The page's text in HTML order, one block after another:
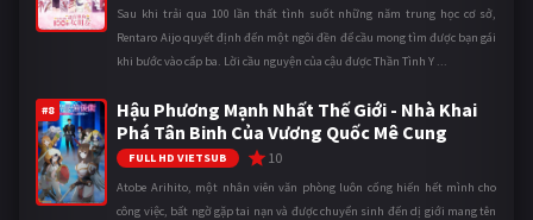
Sau khi trải qua 100 lần thất tình suốt những năm trung học cơ sở,
Rentaro Aijo quyết định đến một ngôi đền để cầu mong tìm được bạn gái
khi bước vào cấp ba. Lời cầu nguyện của cậu được Thần Tình Y ...
#8
Hậu Phương Mạnh Nhất Thế Giới - Nhà Khai
Phá Tân Binh Của Vương Quốc Mê Cung
FULL HD VIETSUB 10
Atobe Arihito, một nhân viên văn phòng luôn cống hiến hết mình cho
công việc, bất ngờ gặp tai nạn và được chuyển sinh đến dị giới mang tên